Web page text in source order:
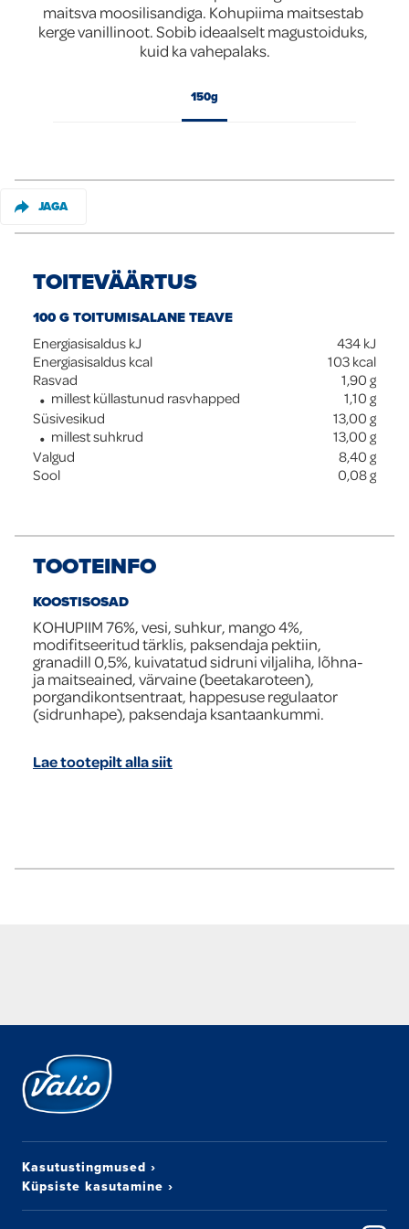
Global
maitsva moosilisandiga. Kohupiima maitsestab
kerge vanillinoot. Sobib ideaalselt magustoiduks,
kuid ka vahepalaks.
150g
JAGA
TOITEVÄÄRTUS
100 G TOITUMISALANE TEAVE
Energiasisaldus kJ 434 kJ
Energiasisaldus kcal
103 kcal
Rasvad
1,90 g
millest küllastunud rasvhapped
1,10 g
Süsivesikud
13,00 g
millest suhkrud
13,00 g
Valgud
8,40 g
Sool
0,08g
TOOTEINFO
KOOSTISOSAD
KOHUPIIM 76%, vesi, suhkur, mango 4%,
modifitseeritud tärklis, paksendaja pektiin,
granadill 0,5%, kuivatatud sidruni viljaliha, lõhna-
ja maitseained, värvaine (beetakaroteen),
porgandikontsentraat, happesuse regulaator
(sidrunhape), paksendaja ksantaankummi.
Lae tootepilt alla siit
Kasutustingmused ›
Küpsiste kasutamine ›